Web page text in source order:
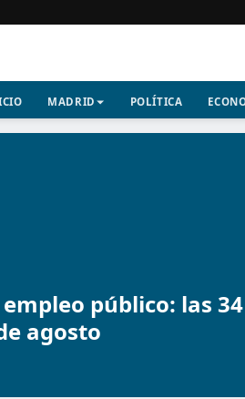
MADRID POLÍTICA
público: las
agosto